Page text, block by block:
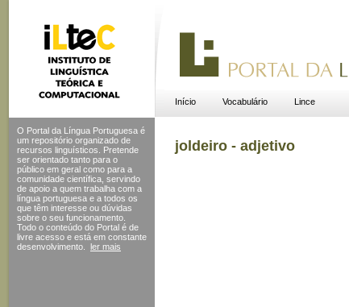
Início Vocabulário Lince
O Portal da Língua Portuguesa é
um repositório organizado de
recursos linguísticos. Pretende
ser orientado tanto para o
público em geral como para a
comunidade científica, servindo
de apoio a quem trabalha com a
língua portuguesa e a todos os
que têm interesse ou dúvidas
sobre o seu funcionamento.
Todo o conteúdo do Portal é de
livre acesso e está em constante
desenvolvimento.
ler mais
joldeiro - adjetivo